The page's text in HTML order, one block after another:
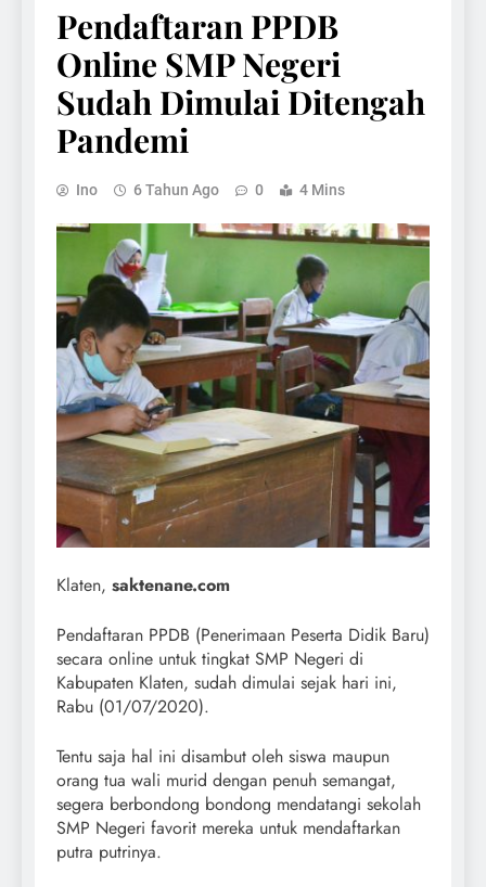
Pendaftaran PPDB
Online SMP Negeri
Sudah Dimulai Ditengah
Pandemi
Ino 6 Tahun Ago 0 4 Mins
Klaten, saktenane.com
Pendaftaran PPDB (Penerimaan Peserta Didik Baru)
secara online untuk tingkat SMP Negeri di
Kabupaten Klaten, sudah dimulai sejak hari ini,
Rabu (01/07/2020).
Tentu saja hal ini disambut oleh siswa maupun
orang tua wali murid dengan penuh semangat,
segera berbondong bondong mendatangi sekolah
SMP Negeri favorit mereka untuk mendaftarkan
putra putrinya.